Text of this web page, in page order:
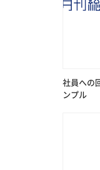
社員への
ンプル